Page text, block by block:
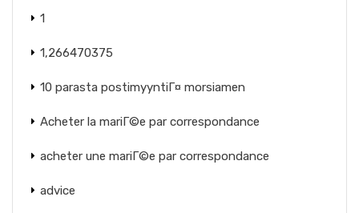
1
1,266470375
10 parasta postimyyntiГ¤ morsiamen
Acheter la mariГ©e par correspondance
acheter une mariГ©e par correspondance
advice